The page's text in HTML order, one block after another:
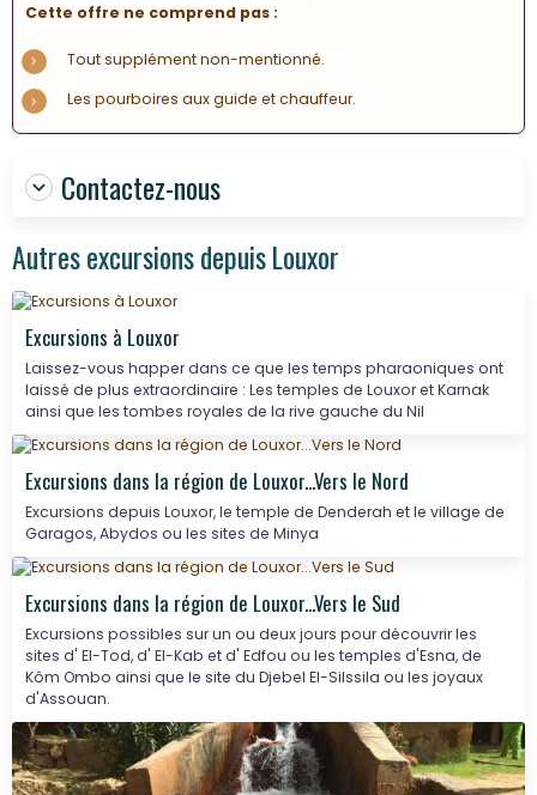
Cette offre ne comprend pas :
Tout supplément non-mentionné.
Les pourboires aux guide et chauffeur.
Contactez-nous
Autres excursions depuis Louxor
Excursions à Louxor
Laissez-vous happer dans ce que les temps pharaoniques ont
laissé de plus extraordinaire : Les temples de Louxor et Karnak
ainsi que les tombes royales de la rive gauche du Nil
Excursions dans la région de Louxor...Vers le Nord
Excursions depuis Louxor, le temple de Denderah et le village de
Garagos, Abydos ou les sites de Minya
Excursions dans la région de Louxor...Vers le Sud
Excursions possibles sur un ou deux jours pour découvrir les
sites d' El-Tod, d' El-Kab et d' Edfou ou les temples d'Esna, de
Kôm Ombo ainsi que le site du Djebel El-Silssila ou les joyaux